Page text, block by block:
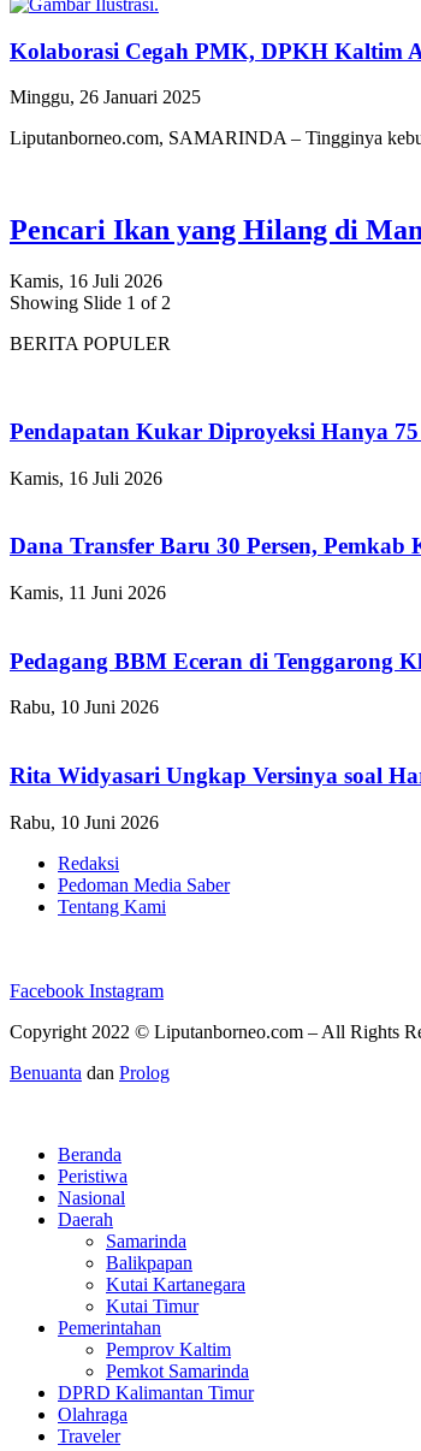
Kolaborasi Cegah PMK, DPKH Kaltim
Minggu, 26 Januari 2025
Liputanborneo.com, SAMARINDA – Tingginya
Pencari Ikan yang Hilang di
Kamis, 16 Juli 2026
Showing Slide 1 of 2
BERITA POPULER
Pendapatan Kukar Diproyeksi Hanya
Kamis, 16 Juli 2026
Dana Transfer Baru 30 Persen,
Kamis, 11 Juni 2026
Pedagang BBM Eceran di Tenggarong
Rabu, 10 Juni 2026
Rita Widyasari Ungkap Versinya soal
Rabu, 10 Juni 2026
Redaksi
Pedoman Media Saber
Tentang Kami
Facebook Instagram
Copyright 2022 © Liputanborneo.com – All Rights
Benuanta dan Prolog
Beranda
Peristiwa
Nasional
Daerah
Samarinda
Balikpapan
Kutai Kartanegara
Kutai Timur
Pemerintahan
Pemprov Kaltim
Pemkot Samarinda
DPRD Kalimantan Timur
Olahraga
Traveler